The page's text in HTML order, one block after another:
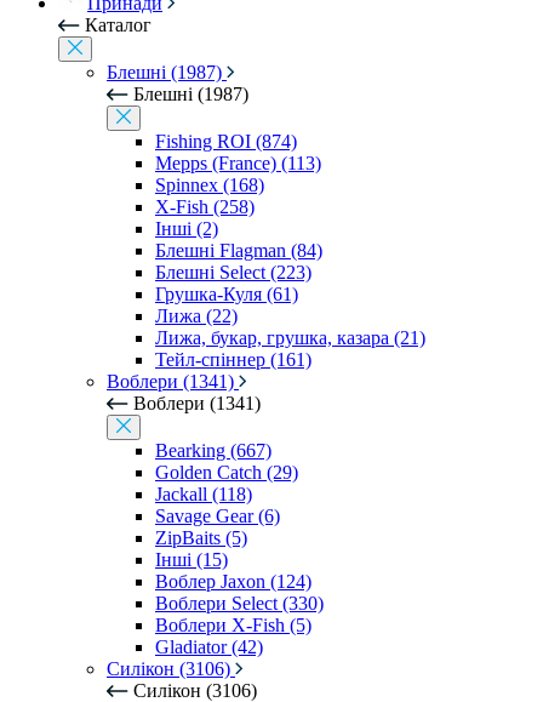
Каталог
Блешні (1987)
Блешні (1987)
Fishing ROI (874)
Mepps (France) (113)
Spinnex (168)
X-Fish (258)
Інші (2)
Блешні Flagman (84)
Блешні Select (223)
Грушка-Куля (61)
Лижа (22)
Лижа, букар, грушка, казара (21)
Тейл-спіннер (161)
Воблери (1341)
Воблери (1341)
Bearking (667)
Golden Catch (29)
Jackall (118)
Savage Gear (6)
ZipBaits (5)
Інші (15)
Воблер Jaxon (124)
Воблери Select (330)
Воблери X-Fish (5)
Gladiator (42)
Силікон (3106)
Силікон (3106)